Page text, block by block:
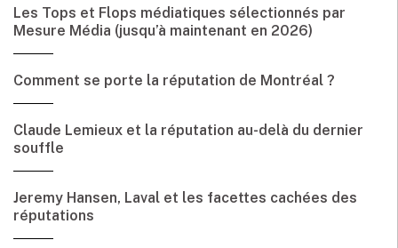
Les Tops et Flops médiatiques sélectionnés par
Mesure Média (jusqu’à maintenant en 2026)
Comment se porte la réputation de Montréal ?
Claude Lemieux et la réputation au-delà du dernier
souffle
Jeremy Hansen, Laval et les facettes cachées des
réputations